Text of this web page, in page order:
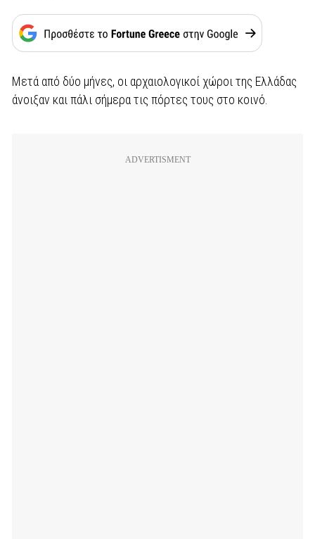
Μετά από δύο μήνες, οι αρχαιολογικοί χώροι της Ελλάδας
άνοιξαν και πάλι σήμερα τις πόρτες τους στο κοινό.